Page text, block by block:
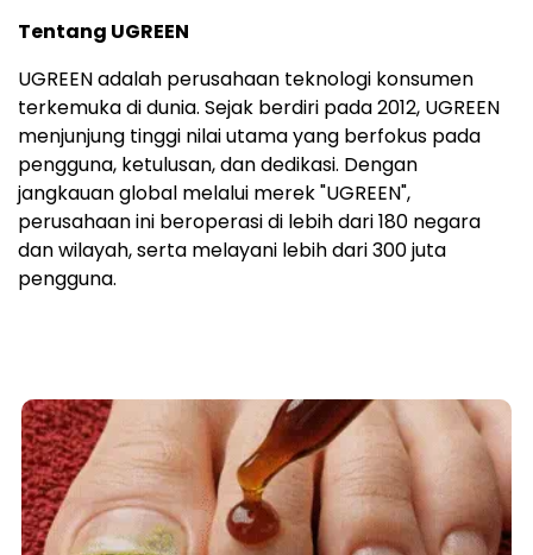
Tentang UGREEN
UGREEN adalah perusahaan teknologi konsumen
terkemuka di dunia. Sejak berdiri pada 2012, UGREEN
menjunjung tinggi nilai utama yang berfokus pada
pengguna, ketulusan, dan dedikasi. Dengan
jangkauan global melalui merek "UGREEN",
perusahaan ini beroperasi di lebih dari 180 negara
dan wilayah, serta melayani lebih dari 300 juta
pengguna.